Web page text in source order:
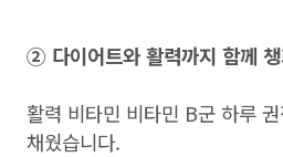
② 다이어트와 활력까지 함께
활력 비타민 비타민 B군 하루
채웠습니다.